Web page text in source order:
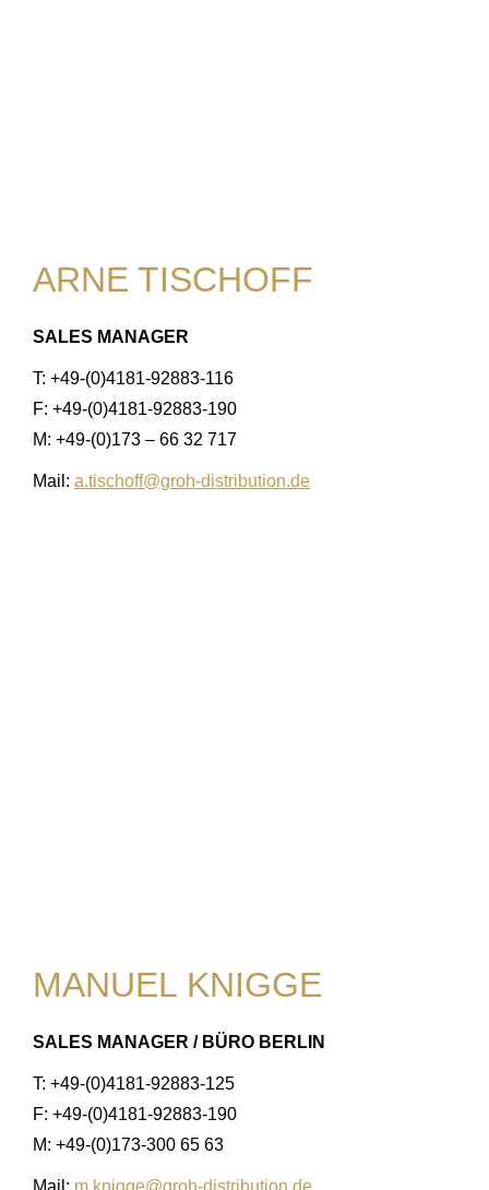
ARNE TISCHOFF
SALES MANAGER
T: +49-(0)4181-92883-116
F: +49-(0)4181-92883-190
M: +49-(0)173 – 66 32 717
Mail: a.tischoff@groh-distribution.de
MANUEL KNIGGE
SALES MANAGER / BÜRO BERLIN
T: +49-(0)4181-92883-125
F: +49-(0)4181-92883-190
M: +49-(0)173-300 65 63
Mail: m.knigge@groh-distribution.de